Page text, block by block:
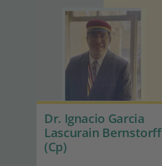
Dr. Ignacio Garcia
Lascurain Bernstorff
(Cp)